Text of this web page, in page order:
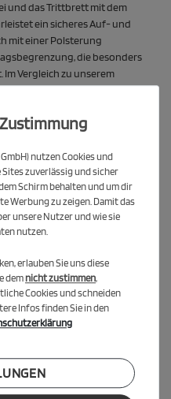
und das Trittbrett mit dem
ein sicheres Auf- und
mit einer Polsterung
die besonders
Vergleich zu unserem
der Sattel in der niedrigsten
Größe des Kindes.
zu bestimmen sind
entscheidenden Werte. Falls
mal in unserem
Laufrad?"Hier geht's
nutzen Cookies und
zuverlässig und sicher
Schirm behalten und um dir
Werbung zu zeigen. Damit das
unsere Nutzer und wie sie
nutzen.
erlauben Sie uns diese
demnicht zustimmen,
Cookies und schneiden
Infos finden Sie in den